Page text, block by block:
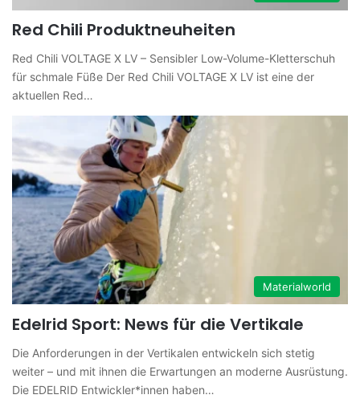
Red Chili Produktneuheiten
Red Chili VOLTAGE X LV – Sensibler Low-Volume-Kletterschuh
für schmale Füße Der Red Chili VOLTAGE X LV ist eine der
aktuellen Red…
Materialworld
Edelrid Sport: News für die Vertikale
Die Anforderungen in der Vertikalen entwickeln sich stetig
weiter – und mit ihnen die Erwartungen an moderne Ausrüstung.
Die EDELRID Entwickler*innen haben…